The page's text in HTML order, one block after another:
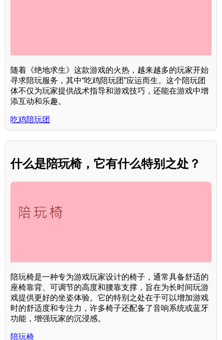
随着《绝地求生》这款游戏的火热，越来越多的玩家开始
寻求陪玩服务，其中“吃鸡陪玩团”应运而生。这个陪玩团
体不仅为玩家提供战术指导和游戏技巧，还能在游戏中增
添互动和乐趣。
吃鸡陪玩团
什么是陪玩椅，它有什么特别之处？
陪玩椅是一种专为游戏玩家设计的椅子，通常具备舒适的
座椅靠背、可调节的高度和腰靠支撑，旨在为长时间玩游
戏提供更好的坐姿体验。它的特别之处在于可以增加游戏
时的舒适度和专注力，许多椅子还配备了音响系统或蓝牙
功能，增强玩家的沉浸感。
陪玩椅